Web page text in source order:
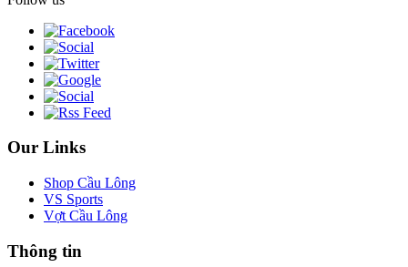
Our Links
Shop Cầu Lông
VS Sports
Vợt Cầu Lông
Thông tin